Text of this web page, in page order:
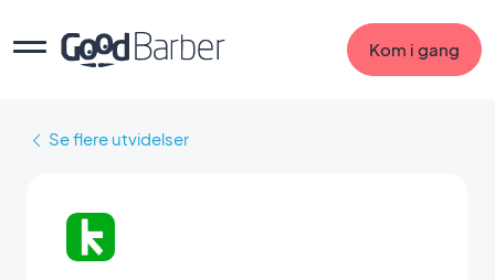
Kom i gang
Se flere utvidelser